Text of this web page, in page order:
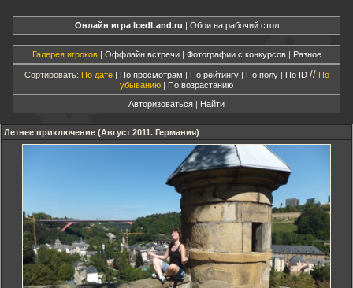
Онлайн игра IcedLand.ru | Обои на рабочий стол
Галерея игроков| Оффлайн встречи| Фотографии с конкурсов| Разное
Сортировать: По дате| По просмотрам | По рейтингу| По полу| По ID // По
убыванию | По возрастанию
Авторизоваться | Найти
Летнее приключение (Август 2011. Германия)